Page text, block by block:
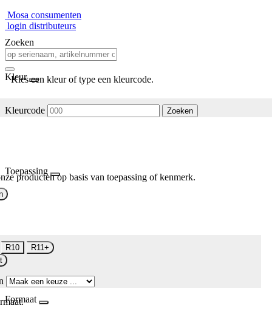
Mosa consumenten
login distributeurs
Zoeken
Kleur
Kies een kleur of type een kleurcode.
Kleurcode Zoeken
Toepassing
producten op basis van toepassing of kenmerk.
R10
R11+
Formaat